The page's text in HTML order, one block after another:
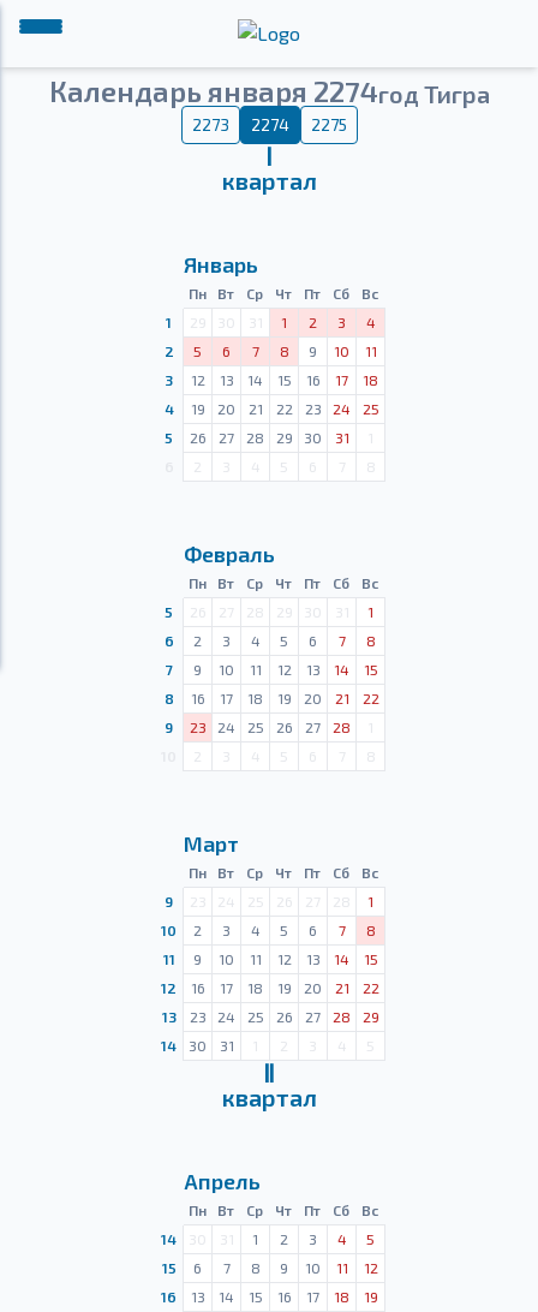
Календарь января 2274год Тигра
2273 2274 2275
Ⅰ
квартал
Январь
Пн Вт Ср Чт Пт Сб
Вс
1
29 30 31 1 2 3
4
2
5 6 7 8 9 10
11
3
12 13 14 15 16 17
18
4
19 20 21 22 23 24
25
5
26 27 28 29 30 31
1
2 3 4 5 6 7 8
Февраль
Пн Вт Ср Чт Пт Сб
Вс
5
26 27 28 29 30 31
1
6
2 3 4 5 6 7
8
7
9 10 11 12 13 14
15
8
16 17 18 19 20 21
22
9
23 24 25 26 27 28
1
2 3 4 5 6 7 8
Март
Пн Вт Ср Чт Пт Сб
Вс
9
23 24 25 26 27 28
1
10
2 3 4 5 6 7
8
11
9 10 11 12 13 14
15
12
16 17 18 19 20 21
22
13
23 24 25 26 27 28
29
14
30 31 1 2 3 4 5
Ⅱ
квартал
Апрель
Пн Вт Ср Чт Пт Сб
Вс
14
30 31 1 2 3 4
5
15
6 7 8 9 10 11
12
16
13 14 15 16 17 18
19